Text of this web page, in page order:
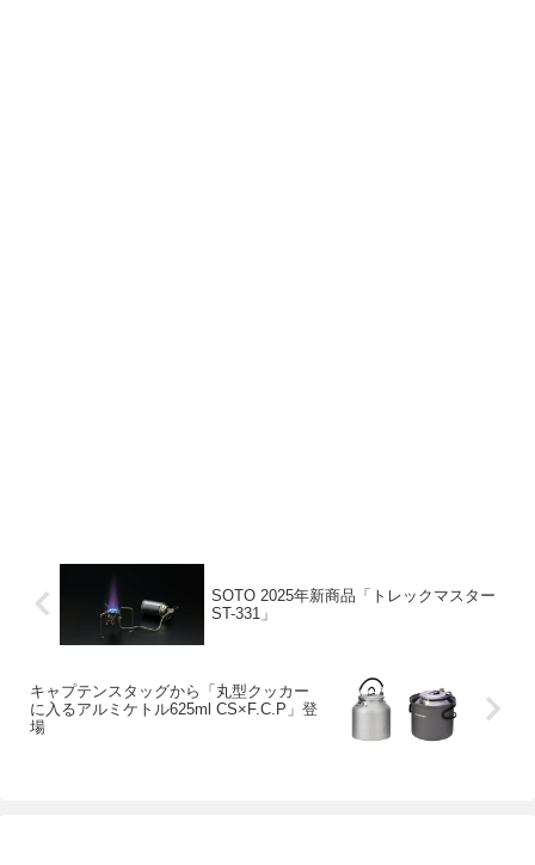
SOTO 2025年新商品「トレックマスター
ST-331」
キャプテンスタッグから「丸型クッカー
に入るアルミケトル625ml CS×F.C.P」登
場